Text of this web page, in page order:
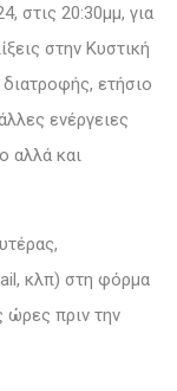
στις 20:30μμ, για
στην Κυστική
ετήσιο
ενέργειες
αλλά και
κλπ) στη φόρμα
ώρες πριν την